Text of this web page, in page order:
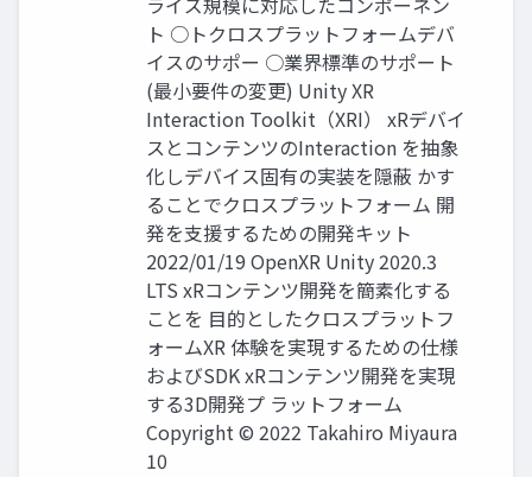
ト ○トクロスプラットフォームデバ
イスのサポー ○業界標準のサポート
(最小要件の変更) Unity XR
Interaction Toolkit（XRI） xRデバイ
スとコンテンツのInteraction を抽象
化しデバイス固有の実装を隠蔽 かす
ることでクロスプラットフォーム 開
発を支援するための開発キット
2022/01/19 OpenXR Unity 2020.3
LTS xRコンテンツ開発を簡素化する
ことを 目的としたクロスプラットフ
ォームXR 体験を実現するための仕様
およびSDK xRコンテンツ開発を実現
する3D開発プ ラットフォーム
Copyright © 2022 Takahiro Miyaura
10